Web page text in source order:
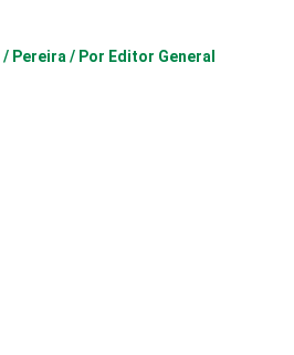
/ Pereira/ Por Editor General